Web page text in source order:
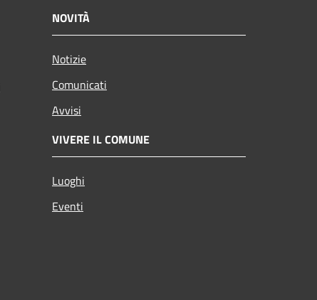
NOVITÀ
Notizie
Comunicati
Avvisi
VIVERE IL COMUNE
Luoghi
Eventi